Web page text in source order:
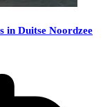
in Duitse Noordzee